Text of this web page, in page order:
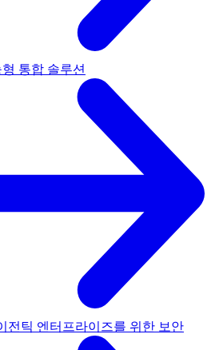
통합 솔루션
전틱 엔터프라이즈를 위한 보안